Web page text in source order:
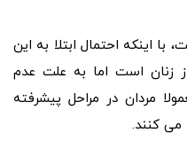
اینکه احتمال ابتلا به این
زنان است اما به علت عدم
مردان در مراحل پیشرفته
می کنند.